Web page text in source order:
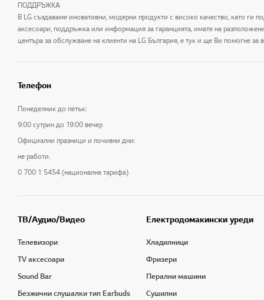
ПОДДРЪЖКА
В LG създаваме иновативни, модерни продукти с високо качество, като ги
аксесоари, поддръжка или информация за гаранцията, имате на
центъра за обслужване на клиенти на LG България, е тук и ще Ви помогне
Телефон
Понеделник до петък:
9:00 сутрин до 19:00 вечер
Официални празници и почивни дни:
не работи.
0 700 1 5454 (национална тарифа)
ТB/Аудио/Видео
Телевизори
TV аксесоари
Sound Bar
Безжични слушалки тип Earbuds
Електродомакински уреди
Хладилници
Фризери
Перални машини
Сушилни